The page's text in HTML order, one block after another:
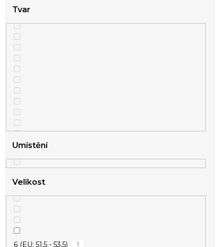
Tvar
Umístění
Velikost
6 (EU: 51,5 - 53,5) 1